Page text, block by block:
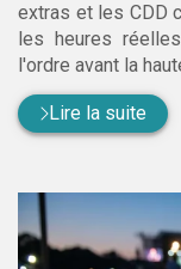
extras et les CDD
les heures
l'ordre avant la
Lire la suite